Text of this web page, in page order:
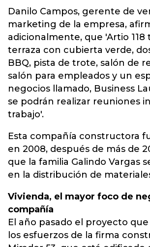
Danilo Campos, gerente de
marketing de la empresa,
adicionalmente, que 'Artio 118
terraza con cubierta verde,
BBQ, pista de trote, salón de
salón para empleados y un
negocios llamado, Business
se podrán realizar reuniones
trabajo'.
Esta compañía constructora
en 2008, después de más de
que la familia Galindo Vargas
en la distribución de
Vivienda, el mayor foco de
compañía
El año pasado el proyecto
los esfuerzos de la firma